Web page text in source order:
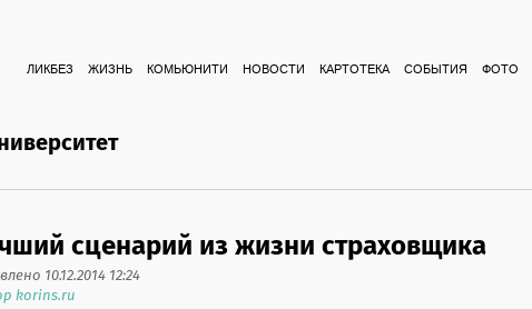
ЛИКБЕЗ ЖИЗНЬ КОМЬЮНИТИ НОВОСТИ КАРТОТЕКА СОБЫТИЯ ФОТО
сценарий из жизни страховщика
10.12.2014 12:24
korins.ru